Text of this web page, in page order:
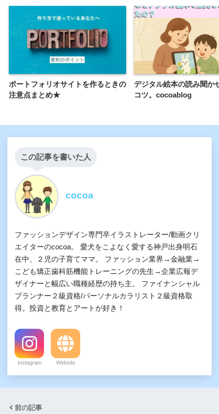
ポートフォリオサイトを作るときの
注意点まとめ★
デジタル絵本の読み聞か
コツ。cocoablog
この記事を書いた人
cocoa
ファッションデザイン専門卒イラストレーター/動画クリ
エイターのcocoa。 愛犬をこよなく愛する神戸出身明石
在中、２児の子育てママ。 ファッション業界→金融業→
こども矯正歯科筋機能トレーニングの先生→企業広報デ
ザイナーと幅広い職種経歴の持ち主。 ファイナンシャル
プランナー２級資格/パーソナルカラリスト２級資格取
得。投資と教育とアートが好き！
Instagram Website
前の記事